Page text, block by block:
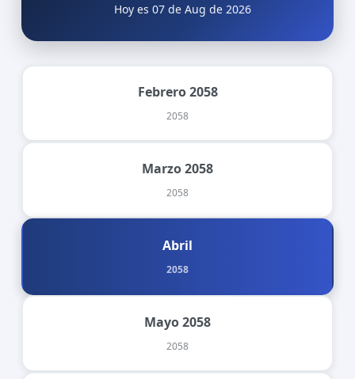
Hoy es 07 de Aug de 2026
Febrero 2058
2058
Marzo 2058
2058
Abril
2058
Mayo 2058
2058